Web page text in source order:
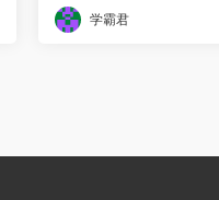
学霸君